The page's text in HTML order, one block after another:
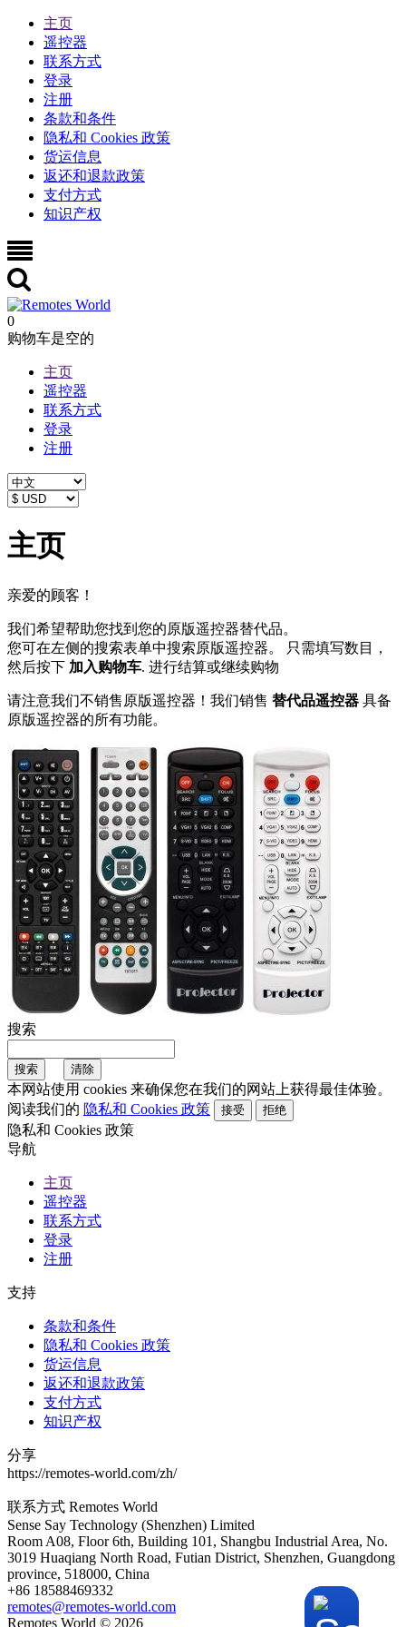
主页
遥控器
联系方式
登录
注册
条款和条件
隐私和 Cookies 政策
货运信息
返还和退款政策
支付方式
知识产权
0
购物车是空的
主页
遥控器
联系方式
登录
注册
主页
亲爱的顾客！
我们希望帮助您找到您的原版遥控器替代品。
您可在左侧的搜索表单中搜索原版遥控器。 只需填写数目，
然后按下 加入购物车. 进行结算或继续购物
请注意我们不销售原版遥控器！我们销售 替代品遥控器 具备
原版遥控器的所有功能。
搜索
本网站使用 cookies 来确保您在我们的网站上获得最佳体验。
阅读我们的 隐私和 Cookies 政策 接受 拒绝
隐私和 Cookies 政策
导航
主页
遥控器
联系方式
登录
注册
支持
条款和条件
隐私和 Cookies 政策
货运信息
返还和退款政策
支付方式
知识产权
分享
https://remotes-world.com/zh/
联系方式 Remotes World
Sense Say Technology (Shenzhen) Limited
Room A08, Floor 6th, Building 101, Shangbu Industrial Area, No.
3019 Huaqiang North Road, Futian District, Shenzhen, Guangdong
province, 518000, China
+86 18588469332
remotes@remotes-world.com
Remotes World © 2026